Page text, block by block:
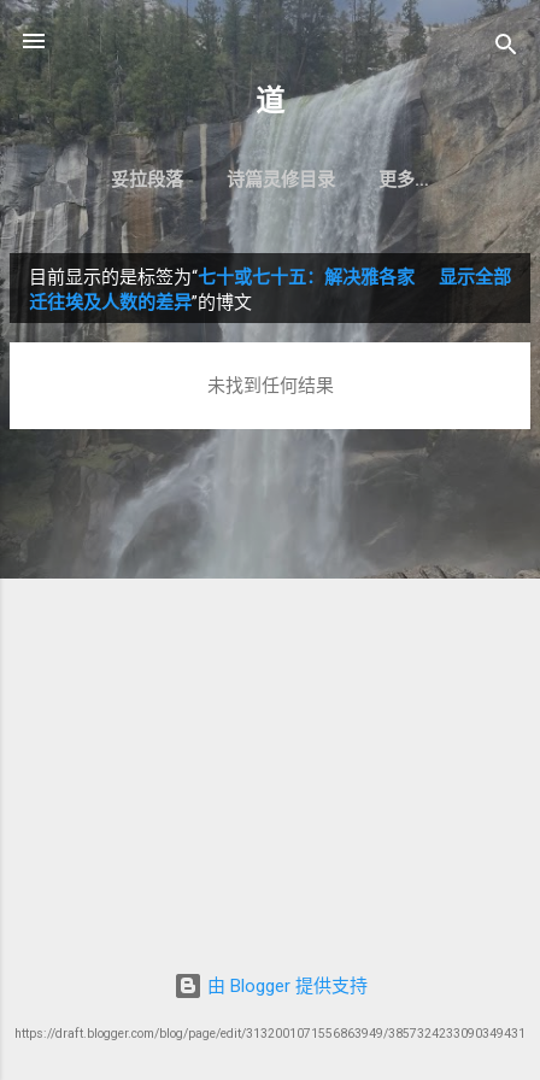
跳至主要内容
道
妥拉段落 诗篇灵修目录 更多…
博
文
目前显示的是标签为“七十或七十五：解决雅各家
迁往埃及人数的差异”的博文
显示全部
未找到任何结果
由 Blogger 提供支持
https://draft.blogger.com/blog/page/edit/3132001071556863949/3857324233090349431